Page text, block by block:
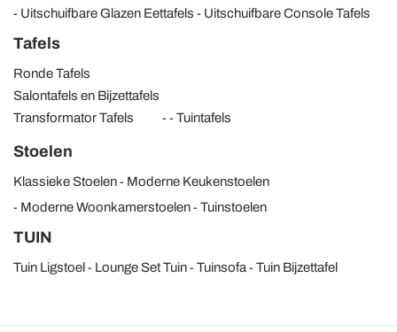
Uitschuifbare Glazen Eettafels
Uitschuifbare Console Tafels
Tafels
Ronde Tafels
Salontafels en Bijzettafels
Transformator Tafels
Tuintafels
Stoelen
Klassieke Stoelen
Moderne Keukenstoelen
Moderne Woonkamerstoelen
Tuinstoelen
TUIN
Tuin Ligstoel Lounge Set Tuin Tuinsofa Tuin Bijzettafel